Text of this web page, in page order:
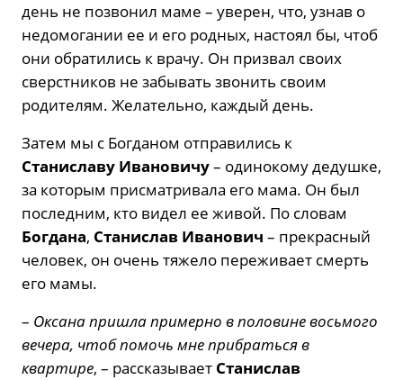
день не позвонил маме – уверен, что, узнав о
недомогании ее и его родных, настоял бы, чтоб
они обратились к врачу. Он призвал своих
сверстников не забывать звонить своим
родителям. Желательно, каждый день.
Затем мы с Богданом отправились к
Станиславу Ивановичу– одинокому дедушке,
за которым присматривала его мама. Он был
последним, кто видел ее живой. По словам
Богдана, Станислав Иванович – прекрасный
человек, он очень тяжело переживает смерть
его мамы.
– Оксана пришла примерно в половине восьмого
вечера, чтоб помочь мне прибраться в
квартире, – рассказывает Станислав